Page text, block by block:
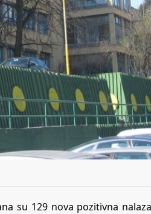
su 129 nova pozitivna